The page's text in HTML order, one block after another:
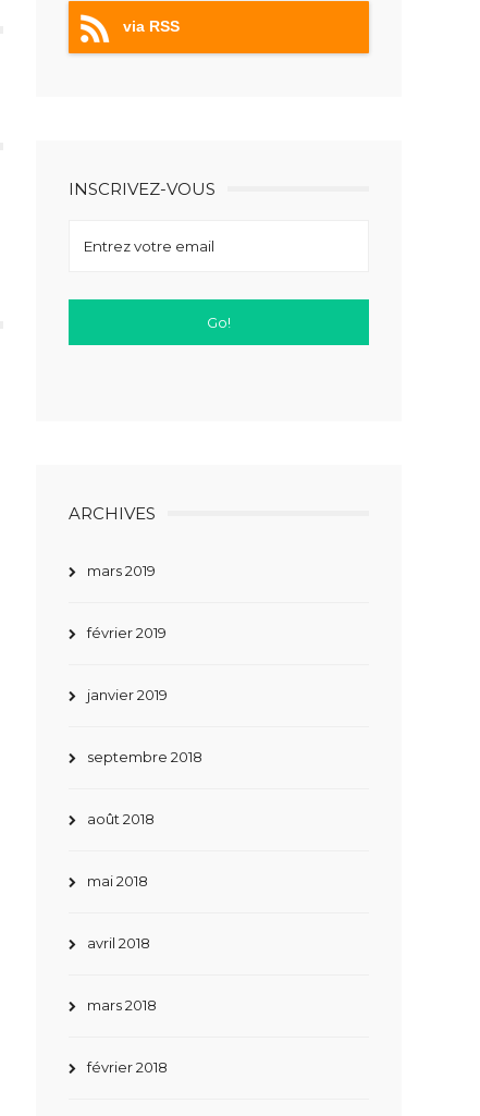
via RSS
INSCRIVEZ-VOUS
ARCHIVES
mars 2019
février 2019
janvier 2019
septembre 2018
août 2018
mai 2018
avril 2018
mars 2018
février 2018